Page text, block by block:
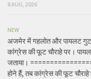
8 AUG, 2026
NEW
अजमेर में गहलोत और पायलट
कांग्रेस की फूट चौराहे पर।
जताया।
होने हैं, तब कांग्रेस की फूट